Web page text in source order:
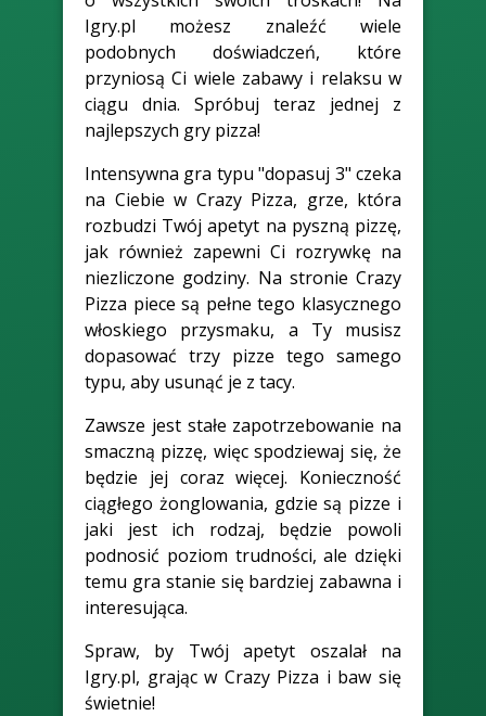
Igry.pl możesz znaleźć wiele
podobnych doświadczeń, które
przyniosą Ci wiele zabawy i relaksu w
ciągu dnia. Spróbuj teraz jednej z
najlepszych gry pizza!
Intensywna gra typu "dopasuj 3" czeka
na Ciebie w Crazy Pizza, grze, która
rozbudzi Twój apetyt na pyszną pizzę,
jak również zapewni Ci rozrywkę na
niezliczone godziny. Na stronie Crazy
Pizza piece są pełne tego klasycznego
włoskiego przysmaku, a Ty musisz
dopasować trzy pizze tego samego
typu, aby usunąć je z tacy.
Zawsze jest stałe zapotrzebowanie na
smaczną pizzę, więc spodziewaj się, że
będzie jej coraz więcej. Konieczność
ciągłego żonglowania, gdzie są pizze i
jaki jest ich rodzaj, będzie powoli
podnosić poziom trudności, ale dzięki
temu gra stanie się bardziej zabawna i
interesująca.
Spraw, by Twój apetyt oszalał na
Igry.pl, grając w Crazy Pizza i baw się
świetnie!